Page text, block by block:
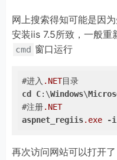
网上搜索得知可能是因
安装iis 7.5所致，一般重
cmd 窗口运行
#进入 .NET
目录
cd
C:\Windows\
#注册.NET
aspnet_regiis.exe -i
再次访问网站可以打开